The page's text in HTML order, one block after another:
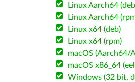
Linux Aarch64
Linux Aarch64
Linux x64 (deb)
Linux x64 (rpm)
macOS (Aarch64/
macOS x86_64
Windows (32 bit,